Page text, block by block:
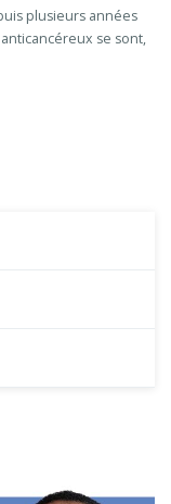
plusieurs années
se sont,